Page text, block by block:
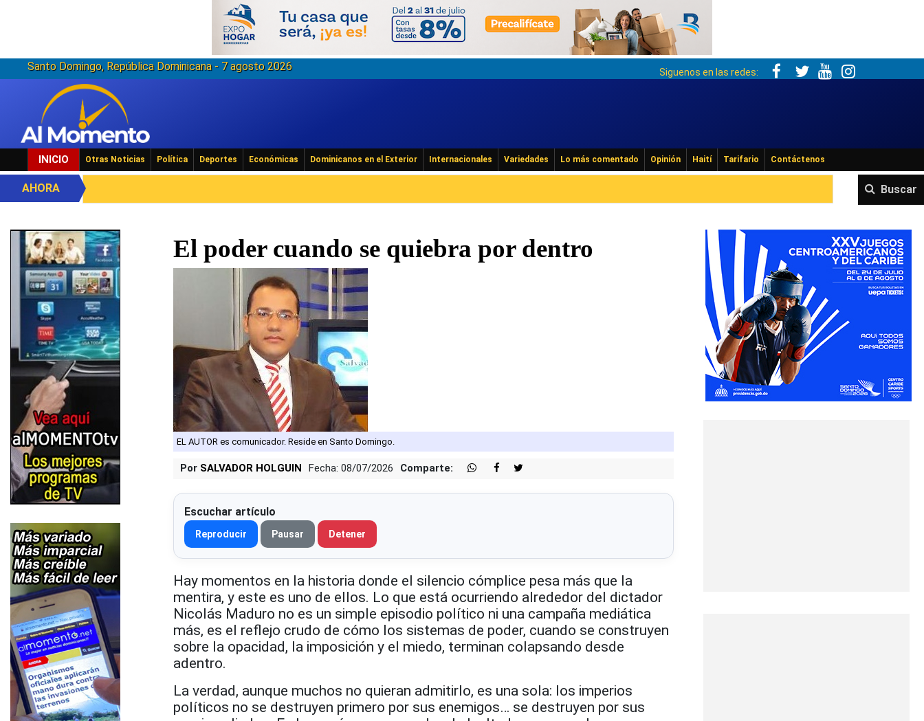
Santo Domingo, República Dominicana - 7 agosto 2026 Siguenos en las redes:
INICIO Otras Noticias Política Deportes Económicas Dominicanos en el Exterior Internacionales Variedades Lo más comentado Opinión Haití Tarifario Contáctenos
Buscar
AHORA
El poder cuando se quiebra por dentro
EL AUTOR es comunicador. Reside en Santo Domingo.
Por SALVADOR HOLGUIN Fecha: 08/07/2026 Comparte:
Escuchar artículo
Reproducir Pausar Detener
Hay momentos en la historia donde el silencio cómplice pesa más que la
mentira, y este es uno de ellos. Lo que está ocurriendo alrededor del dictador
Nicolás Maduro no es un simple episodio político ni una campaña mediática
más, es el reflejo crudo de cómo los sistemas de poder, cuando se construyen
sobre la opacidad, la imposición y el miedo, terminan colapsando desde
adentro.
La verdad, aunque muchos no quieran admitirlo, es una sola: los imperios
políticos no se destruyen primero por sus enemigos… se destruyen por sus